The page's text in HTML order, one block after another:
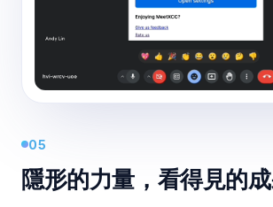
05
隱形的力量，看得見的